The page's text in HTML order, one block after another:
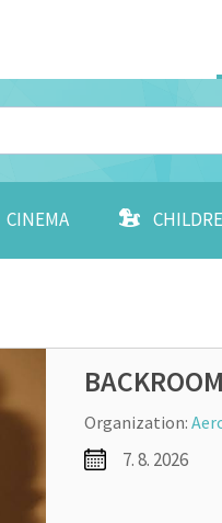
CINEMA
Organization:
7. 8. 2026